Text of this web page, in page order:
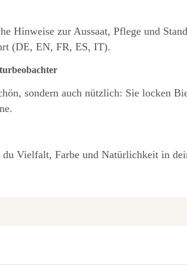
Hinweise zur Aussaat, Pflege und
(DE, EN, FR, ES, IT).
sondern auch nützlich: Sie locken
Vielfalt, Farbe und Natürlichkeit in